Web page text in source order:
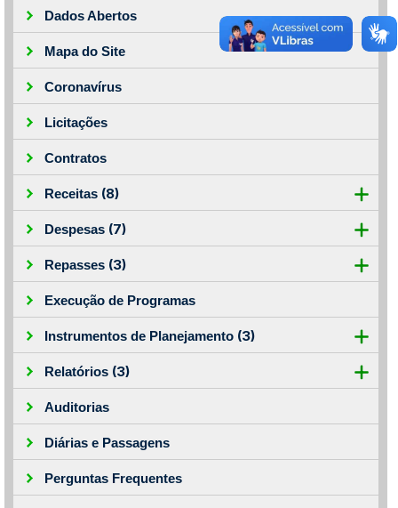
Dados Abertos
Mapa do Site
Coronavírus
Licitações
Contratos
Receitas (8)
Despesas (7)
Repasses (3)
Execução de Programas
Instrumentos de Planejamento (3)
Relatórios (3)
Auditorias
Diárias e Passagens
Perguntas Frequentes